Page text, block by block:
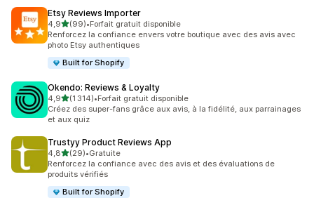
Etsy Reviews Importer
4,9étoile(s) sur 5
(99)
99 avis au total
•Forfait gratuit disponible
Renforcez la confiance envers votre boutique avec des avis avec
photo Etsy authentiques
Built for Shopify
Okendo: Reviews & Loyalty
4,9étoile(s) sur 5
(1 314)
1314 avis au total
•Forfait gratuit disponible
Créez des super-fans grâce aux avis, à la fidélité, aux parrainages
et aux quiz
Trustyy Product Reviews App
4,8étoile(s) sur 5
(29)
29 avis au total
•Gratuite
Renforcez la confiance avec des avis et des évaluations de
produits vérifiés
Built for Shopify